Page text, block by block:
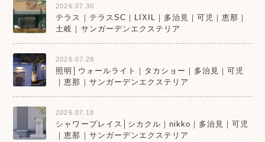
2026.07.30
テラス｜テラスSC｜LIXIL｜多治見｜可児｜恵那｜
土岐｜サンガーデンエクステリア
2026.07.28
照明│ウォールライト｜タカショー｜多治見｜可児
｜恵那｜サンガーデンエクステリア
2026.07.18
シャワープレイス│シカクル｜nikko｜多治見｜可児
｜恵那｜サンガーデンエクステリア